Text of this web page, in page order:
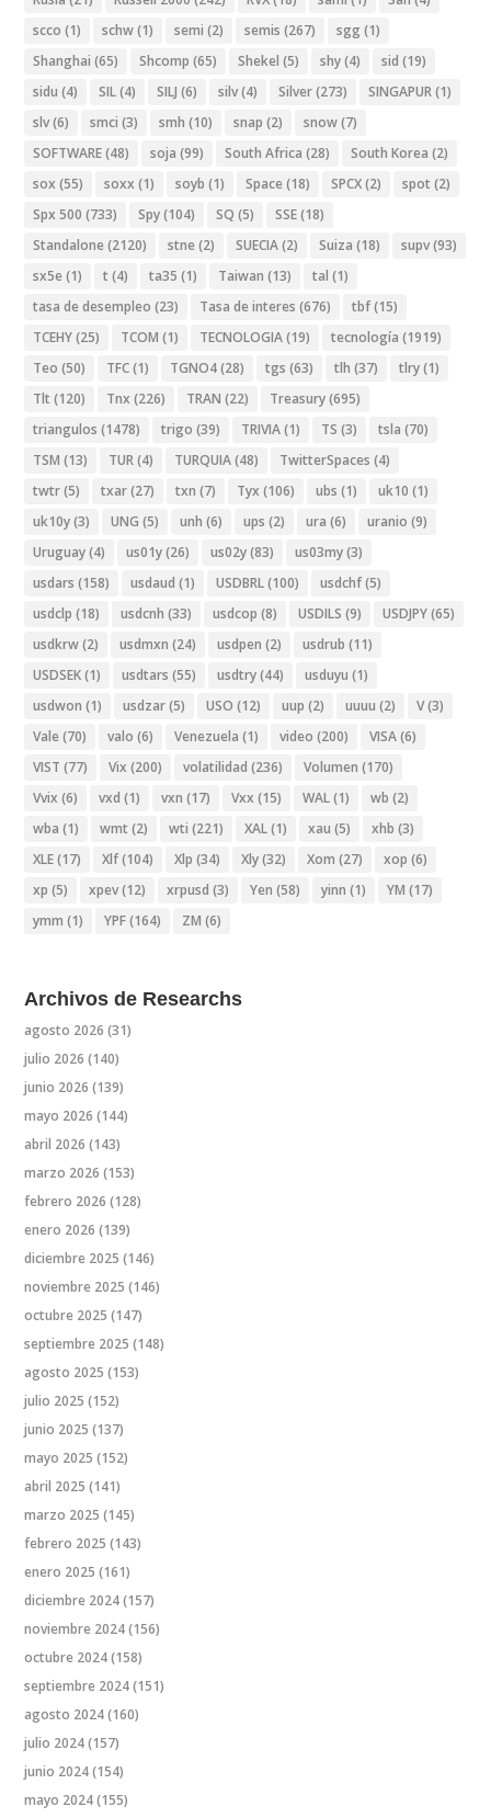
scco (1) schw(1) semi (2) semis (267) sgg (1)
Shanghai (65) Shcomp (65) Shekel (5) shy(4) sid (19)
sidu (4) SIL(4) SILJ (6) silv(4) Silver(273) SINGAPUR(1)
slv(6) smci (3) smh (10) snap (2) snow(7)
SOFTWARE(48) soja (99) South Africa (28) South Korea (2)
sox (55) soxx (1) soyb (1) Space (18) SPCX(2) spot (2)
Spx 500 (733) Spy(104) SQ (5) SSE(18)
Standalone (2120) stne (2) SUECIA(2) Suiza (18) supv(93)
sx5e (1) t (4) ta35 (1) Taiwan (13) tal (1)
tasa de desempleo (23) Tasa de interes (676) tbf(15)
TCEHY(25) TCOM (1) TECNOLOGIA(19) tecnología (1919)
Teo (50) TFC(1) TGNO4(28) tgs (63) tlh (37) tlry(1)
Tlt (120) Tnx (226) TRAN (22) Treasury(695)
triangulos (1478) trigo (39) TRIVIA(1) TS (3) tsla (70)
TSM (13) TUR(4) TURQUIA(48) TwitterSpaces (4)
twtr(5) txar(27) txn (7) Tyx (106) ubs (1) uk10 (1)
uk10y(3) UNG (5) unh (6) ups (2) ura (6) uranio (9)
Uruguay(4) us01y(26) us02y(83) us03my(3)
usdars (158) usdaud (1) USDBRL(100) usdchf(5)
usdclp (18) usdcnh (33) usdcop (8) USDILS (9) USDJPY(65)
usdkrw(2) usdmxn (24) usdpen (2) usdrub (11)
USDSEK(1) usdtars (55) usdtry(44) usduyu (1)
usdwon (1) usdzar(5) USO (12) uup (2) uuuu (2) V(3)
Vale (70) valo (6) Venezuela (1) video (200) VISA(6)
VIST (77) Vix (200) volatilidad (236) Volumen (170)
Vvix (6) vxd (1) vxn (17) Vxx (15) WAL(1) wb (2)
wba (1) wmt (2) wti (221) XAL(1) xau (5) xhb (3)
XLE(17) Xlf(104) Xlp (34) Xly(32) Xom (27) xop (6)
xp (5) xpev(12) xrpusd (3) Yen (58) yinn (1) YM (17)
ymm (1) YPF(164) ZM (6)
Archivos de Researchs
agosto 2026 (31)
julio 2026 (140)
junio 2026 (139)
mayo 2026 (144)
abril 2026 (143)
marzo 2026 (153)
febrero 2026 (128)
enero 2026 (139)
diciembre 2025 (146)
noviembre 2025 (146)
octubre 2025 (147)
septiembre 2025 (148)
agosto 2025 (153)
julio 2025 (152)
junio 2025 (137)
mayo 2025 (152)
abril 2025 (141)
marzo 2025 (145)
febrero 2025 (143)
enero 2025 (161)
diciembre 2024(157)
noviembre 2024(156)
octubre 2024(158)
septiembre 2024(151)
agosto 2024(160)
julio 2024(157)
junio 2024(154)
mayo 2024(155)